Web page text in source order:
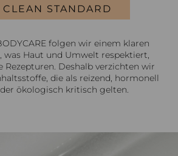
CLEAN STANDARD
folgen wir einem klaren
was Haut und Umwelt respektiert,
Rezepturen. Deshalb verzichten wir
die als reizend, hormonell
ökologisch kritisch gelten.